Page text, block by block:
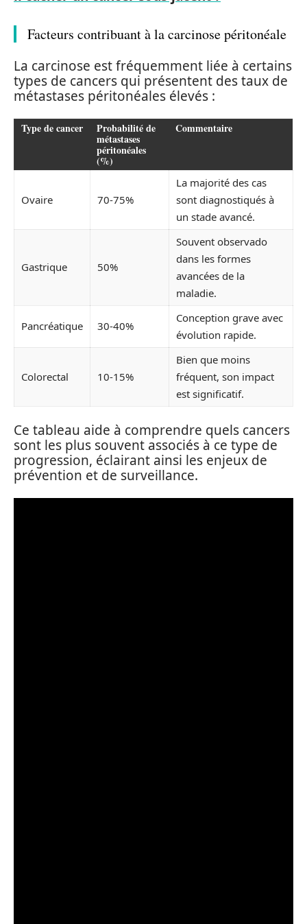
Facteurs contribuant à la carcinose péritonéale
La carcinose est fréquemment liée à certains
types de cancers qui présentent des taux de
métastases péritonéales élevés :
Type de cancer Probabilité de
métastases
péritonéales
(%)
Commentaire
Ovaire 70-75%
La majorité des cas
sont diagnostiqués à
un stade avancé.
Gastrique 50%
Souvent observado
dans les formes
avancées de la
maladie.
Pancréatique 30-40%
Conception grave avec
évolution rapide.
Colorectal 10-15%
Bien que moins
fréquent, son impact
est significatif.
Ce tableau aide à comprendre quels cancers
sont les plus souvent associés à ce type de
progression, éclairant ainsi les enjeux de
prévention et de surveillance.